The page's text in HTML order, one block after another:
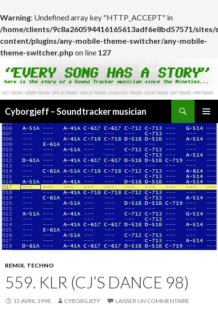
Warning: Undefined array key "HTTP_ACCEPT" in
/home/clients/9c8a260594416165613adf6e8bd57571/
content/plugins/any-mobile-theme-switcher/any-mobile-
theme-switcher.php on line 127
Cyborgjeff – Soundtracker musician
MENU
AU
CONTENU
REMIX, TECHNO
559. KLR (CJ’S DANCE 98)
15 AVRIL 1998 CYBORGJEFF LAISSER UN COMMENTAIRE